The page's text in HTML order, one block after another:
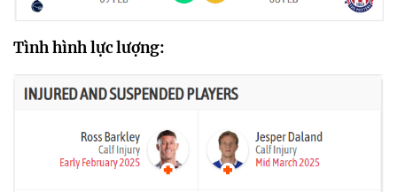
Tình hình lực lượng: